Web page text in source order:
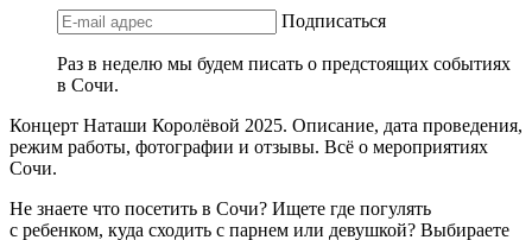
Подписаться
Раз в неделю мы будем писать о предстоящих событиях
в Сочи.
Концерт Наташи Королёвой 2025. Описание, дата проведения,
режим работы, фотографии и отзывы. Всё о мероприятиях
Сочи.
Не знаете что посетить в Сочи? Ищете где погулять
с ребенком, куда сходить с парнем или девушкой? Выбираете